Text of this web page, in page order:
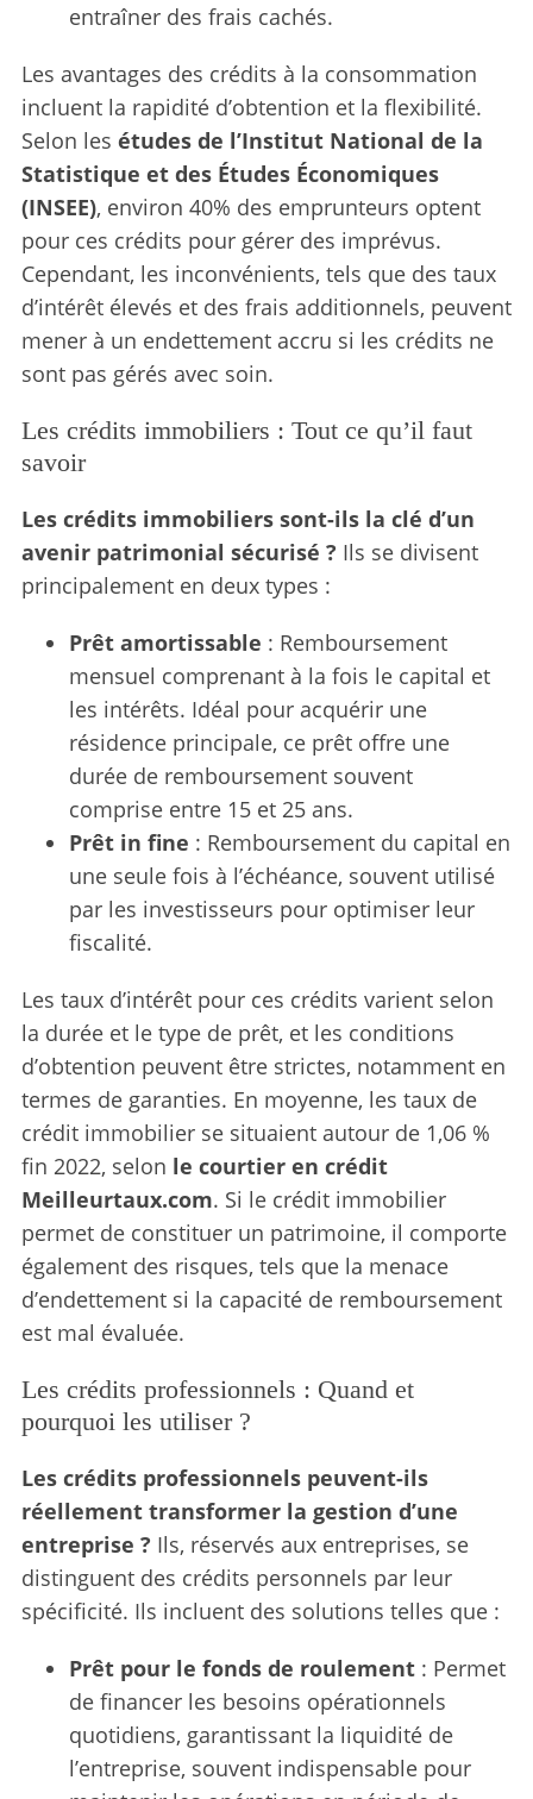
entraîner des frais cachés.
Les avantages des crédits à la consommation
incluent la rapidité d’obtention et la flexibilité.
Selon les études de l’Institut National de la
Statistique et des Études Économiques
(INSEE), environ 40% des emprunteurs optent
pour ces crédits pour gérer des imprévus.
Cependant, les inconvénients, tels que des taux
d’intérêt élevés et des frais additionnels, peuvent
mener à un endettement accru si les crédits ne
sont pas gérés avec soin.
Les crédits immobiliers : Tout ce qu’il faut
savoir
Les crédits immobiliers sont-ils la clé d’un
avenir patrimonial sécurisé ? Ils se divisent
principalement en deux types :
Prêt amortissable : Remboursement
mensuel comprenant à la fois le capital et
les intérêts. Idéal pour acquérir une
résidence principale, ce prêt offre une
durée de remboursement souvent
comprise entre 15 et 25 ans.
Prêt in fine : Remboursement du capital en
une seule fois à l’échéance, souvent utilisé
par les investisseurs pour optimiser leur
fiscalité.
Les taux d’intérêt pour ces crédits varient selon
la durée et le type de prêt, et les conditions
d’obtention peuvent être strictes, notamment en
termes de garanties. En moyenne, les taux de
crédit immobilier se situaient autour de 1,06 %
fin 2022, selon le courtier en crédit
Meilleurtaux.com. Si le crédit immobilier
permet de constituer un patrimoine, il comporte
également des risques, tels que la menace
d’endettement si la capacité de remboursement
est mal évaluée.
Les crédits professionnels : Quand et
pourquoi les utiliser ?
Les crédits professionnels peuvent-ils
réellement transformer la gestion d’une
entreprise ? Ils, réservés aux entreprises, se
distinguent des crédits personnels par leur
spécificité. Ils incluent des solutions telles que :
Prêt pour le fonds de roulement: Permet
de financer les besoins opérationnels
quotidiens, garantissant la liquidité de
l’entreprise, souvent indispensable pour